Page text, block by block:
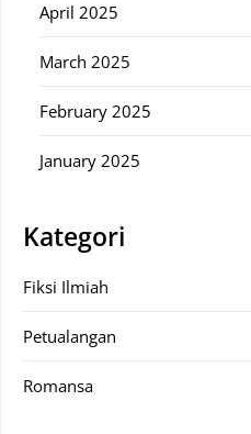
April 2025
March 2025
February 2025
January 2025
Kategori
Fiksi Ilmiah
Petualangan
Romansa